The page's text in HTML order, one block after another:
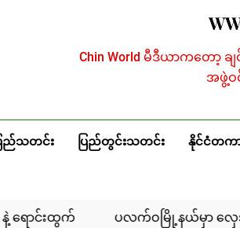
Chin World မီဒီယာကတော့
အဖွဲ့ဝ
ြည်သတင်း ပြည်တွင်းသတင်း နိုင်ငံတက
ပလက်ဝမြို့နယ်မှာ လှေအဌားလိုက်တဲ့ ဒေ